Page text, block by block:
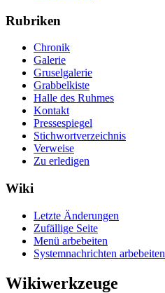
Rubriken
Chronik
Galerie
Gruselgalerie
Grabbelkiste
Halle des Ruhmes
Kontakt
Pressespiegel
Stichwortverzeichnis
Verweise
Zu erledigen
Wiki
Letzte Änderungen
Zufällige Seite
Menü arbebeiten
Systemnachrichten arbebeiten
Wikiwerkzeuge